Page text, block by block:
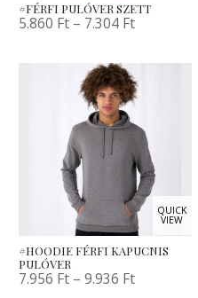
#FÉRFI PULÓVER SZETT
5.860 Ft – 7.304 Ft
QUICK
VIEW
#HOODIE FÉRFI KAPUCNIS
PULÓVER
7.956 Ft –9.936 Ft